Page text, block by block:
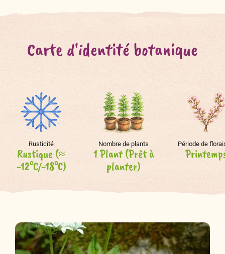
Carte d'identité botanique
Rusticité
Rustique (≈
-12°C/-18°C)
Nombre de plants
1 Plant (Prêt à
planter)
Période de